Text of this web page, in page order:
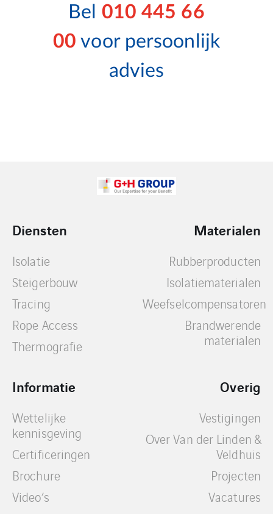
Bel 010 445 66
00 voor persoonlijk
advies
Diensten
Isolatie
Steigerbouw
Tracing
Rope Access
Thermografie
Materialen
Rubberproducten
Isolatiematerialen
Weefselcompensatoren
Brandwerende
materialen
Informatie
Wettelijke
kennisgeving
Certificeringen
Brochure
Video’s
Overig
Vestigingen
Over Van der Linden &
Veldhuis
Projecten
Vacatures